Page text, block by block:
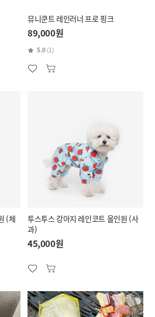
뮤니쿤트 레인러너 프로 핑크
89,000원
5.0 (1)
(체
투스투스 강아지 레인코트 올인원 (사
과)
45,000원